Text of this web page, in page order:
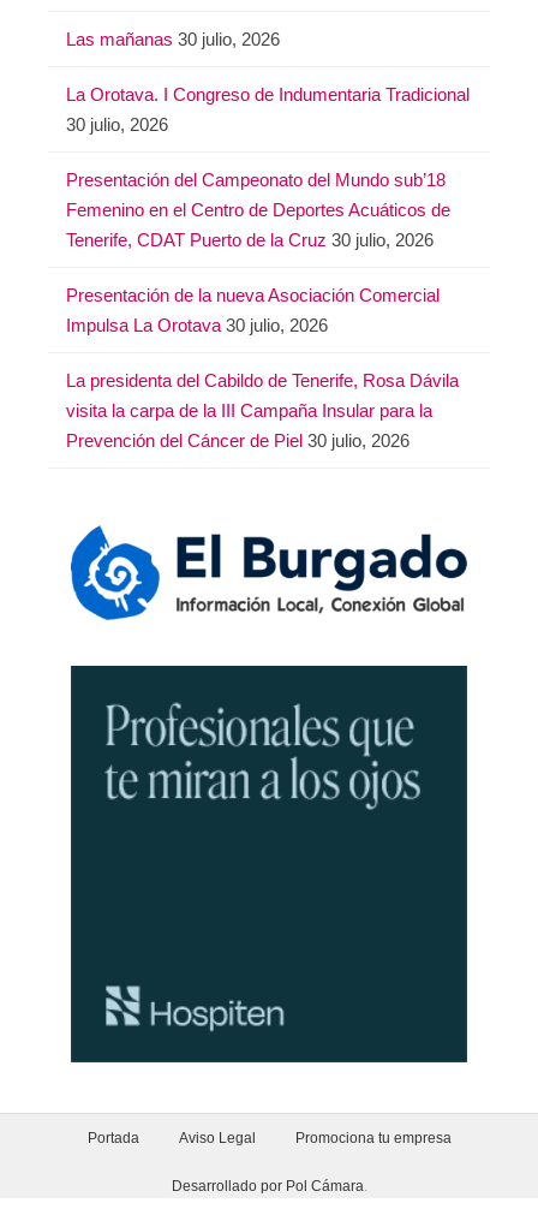
Las mañanas 30 julio, 2026
La Orotava. I Congreso de Indumentaria Tradicional
30 julio, 2026
Presentación del Campeonato del Mundo sub’18
Femenino en el Centro de Deportes Acuáticos de
Tenerife, CDAT Puerto de la Cruz 30 julio, 2026
Presentación de la nueva Asociación Comercial
Impulsa La Orotava 30 julio, 2026
La presidenta del Cabildo de Tenerife, Rosa Dávila
visita la carpa de la III Campaña Insular para la
Prevención del Cáncer de Piel 30 julio, 2026
Portada Aviso Legal Promociona tu empresa
Desarrollado por Pol Cámara.